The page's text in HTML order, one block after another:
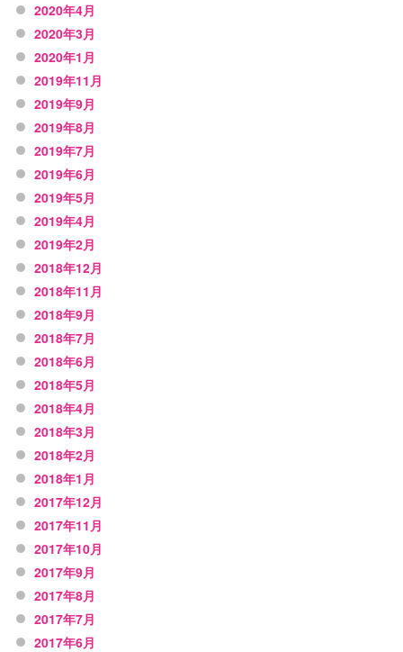
2020年4月
2020年3月
2020年1月
2019年11月
2019年9月
2019年8月
2019年7月
2019年6月
2019年5月
2019年4月
2019年2月
2018年12月
2018年11月
2018年9月
2018年7月
2018年6月
2018年5月
2018年4月
2018年3月
2018年2月
2018年1月
2017年12月
2017年11月
2017年10月
2017年9月
2017年8月
2017年7月
2017年6月